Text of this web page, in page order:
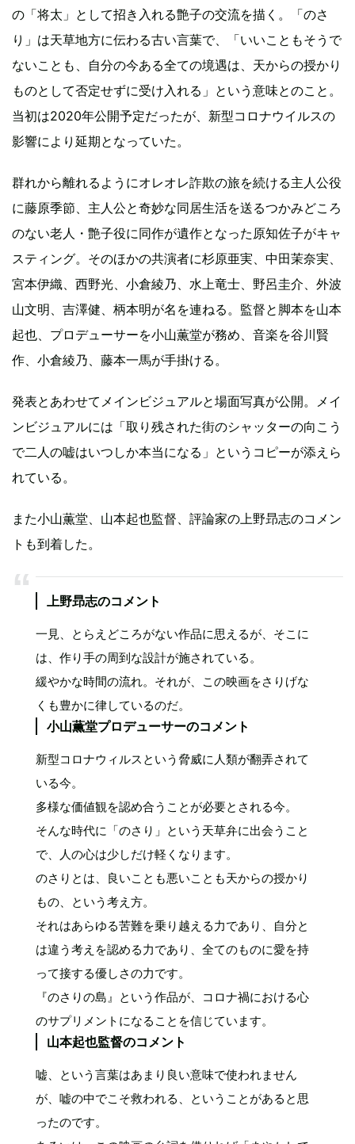
の「将太」として招き入れる艶子の交流を描く。「のさ
り」は天草地方に伝わる古い言葉で、「いいこともそうで
ないことも、自分の今ある全ての境遇は、天からの授かり
ものとして否定せずに受け入れる」という意味とのこと。
当初は2020年公開予定だったが、新型コロナウイルスの
影響により延期となっていた。
群れから離れるようにオレオレ詐欺の旅を続ける主人公役
に藤原季節、主人公と奇妙な同居生活を送るつかみどころ
のない老人・艶子役に同作が遺作となった原知佐子がキャ
スティング。そのほかの共演者に杉原亜実、中田茉奈実、
宮本伊織、西野光、小倉綾乃、水上竜士、野呂圭介、外波
山文明、吉澤健、柄本明が名を連ねる。監督と脚本を山本
起也、プロデューサーを小山薫堂が務め、音楽を谷川賢
作、小倉綾乃、藤本一馬が手掛ける。
発表とあわせてメインビジュアルと場面写真が公開。メイ
ンビジュアルには「取り残された街のシャッターの向こう
で二人の嘘はいつしか本当になる」というコピーが添えら
れている。
また小山薫堂、山本起也監督、評論家の上野昻志のコメン
トも到着した。
上野昻志のコメント
一見、とらえどころがない作品に思えるが、そこに
は、作り手の周到な設計が施されている。
緩やかな時間の流れ。それが、この映画をさりげな
くも豊かに律しているのだ。
小山薫堂プロデューサーのコメント
新型コロナウィルスという脅威に人類が翻弄されて
いる今。
多様な価値観を認め合うことが必要とされる今。
そんな時代に「のさり」という天草弁に出会うこと
で、人の心は少しだけ軽くなります。
のさりとは、良いことも悪いことも天からの授かり
もの、という考え方。
それはあらゆる苦難を乗り越える力であり、自分と
は違う考えを認める力であり、全てのものに愛を持
って接する優しさの力です。
『のさりの島』という作品が、コロナ禍における心
のサプリメントになることを信じています。
山本起也監督のコメント
嘘、という言葉はあまり良い意味で使われません
が、嘘の中でこそ救われる、ということがあると思
ったのです。